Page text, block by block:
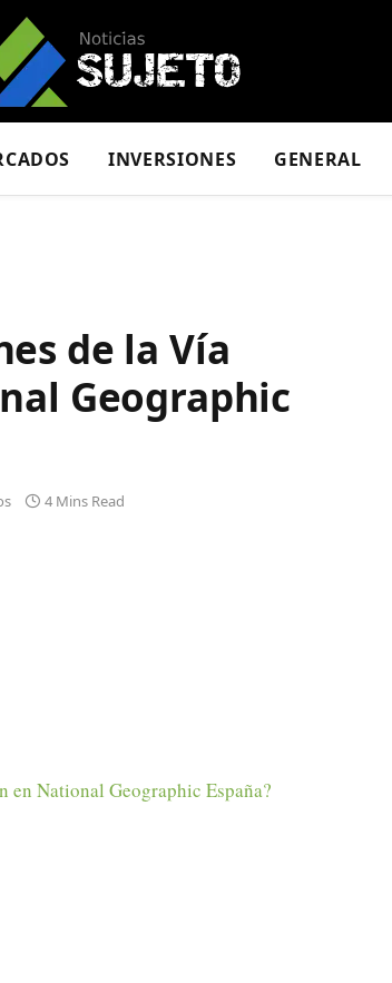
INVERSIONES GENERAL
de la Vía
Geographic
4 Mins Read
en National Geographic España?